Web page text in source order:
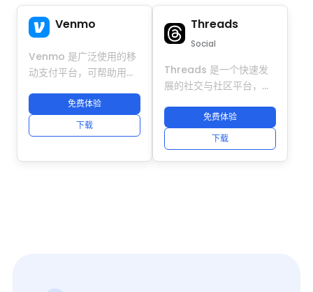
作和学校邮箱与日历，帮
助用户高效规划每日事
务。结合 DuoPlus 防关
联云手机，可实现安全的
多账号运营、防止设备关
所需的 Outlook 账号矩
阵。
项目。结合 DuoPlus 防
关联云手机，Discord 可
在独立 Android 环境中
号拥有独立设备指纹和专
属 IP，帮助跨境团队安全
扩展 Discord 账号管
理、自动化及社区运营，
避免账号交叉风险。
Venmo
Venmo 是广泛使用的移
动支付平台，可帮助用户
款。管理多个 Venmo 账
户需要注意账户安全并避
免冲突。利用 DuoPlus
免费体验
下载
Threads
Social
Threads 是一个快速发
展的社交与社区平台，支
天、视频和群组互动。它
支持为不同社区、团队或
项目管理多个账号。结合
DuoPlus 云手机，可以安
免费体验
下载